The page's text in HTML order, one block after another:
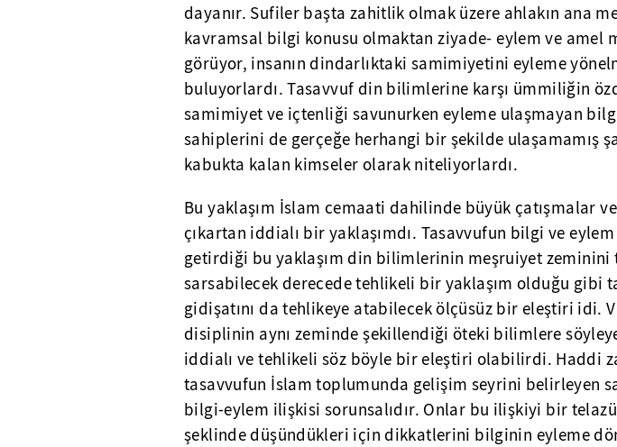
dayanır. Sufiler başta zahitlik olmak üzere ahlakın ana
kavramsal bilgi konusu olmaktan ziyade- eylem ve amel
görüyor, insanın dindarlıktaki samimiyetini eyleme
buluyorlardı. Tasavvuf din bilimlerine karşı ümmiliğin
samimiyet ve içtenliği savunurken eyleme ulaşmayan
sahiplerini de gerçeğe herhangi bir şekilde ulaşamamış
kabukta kalan kimseler olarak niteliyorlardı.
Bu yaklaşım İslam cemaati dahilinde büyük çatışmalar
çıkartan iddialı bir yaklaşımdı. Tasavvufun bilgi ve
getirdiği bu yaklaşım din bilimlerinin meşruiyet zeminini
sarsabilecek derecede tehlikeli bir yaklaşım olduğu gibi
gidişatını da tehlikeye atabilecek ölçüsüz bir eleştiri idi.
disiplinin aynı zeminde şekillendiği öteki bilimlere
iddialı ve tehlikeli söz böyle bir eleştiri olabilirdi. Haddi
tasavvufun İslam toplumunda gelişim seyrini belirleyen
bilgi-eylem ilişkisi sorunsalıdır. Onlar bu ilişkiyi bir
şeklinde düşündükleri için dikkatlerini bilginin eyleme